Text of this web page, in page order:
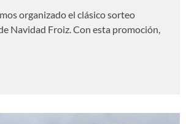
organizado el clásico sorteo
Navidad Froiz. Con esta promoción,